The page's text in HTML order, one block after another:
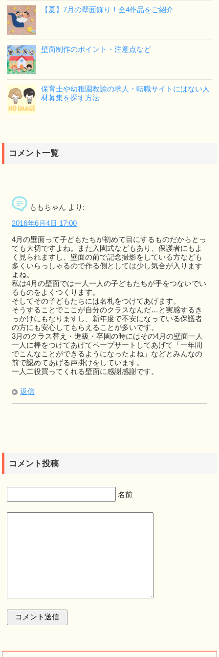
【夏】7月の壁面飾り！全4作品をご紹介
壁面制作のポイント・注意点など
保育士や幼稚園教諭の求人・転職サイトにはない人
材募集を探す方法
コメント一覧
ももちゃん より:
2016年6月4日 17:00
4月の壁面って子どもたちが初めて目にするものだからとっ
ても大切ですよね。また入園式などもあり、保護者にもよ
く見られますし、壁面の前で記念撮影をしている方なども
多くいらっしゃるので作る側としては少し気合が入ります
よね。
私は4月の壁面では一人一人の子どもたちが手をつないでい
るものをよくつくります。
そしてその子どもたちには名札をつけてあげます。
そうすることでここが自分のクラスなんだ…と実感するき
っかけにもなりますし、新年度で不安になっている保護者
の方にも安心してもらえることが多いです。
3月のクラス替え・進級・卒園の時にはその4月の壁面一人
一人に棒をつけてあげてペープサートしてあげて「一年間
でこんなことができるようになったよね」などとみんなの
前で認めてあげる声掛けをしています。
一人二役買ってくれる壁面に感謝感謝です。
返信
コメント投稿
名前